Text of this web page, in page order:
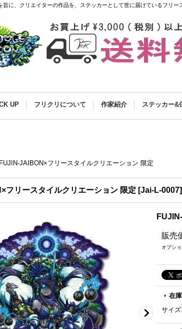
旨に、クリエイターの作品を、ステッカーとして世に届けているフリー
UP フリクリについて 作家紹介 ステッカー&
FUJIN-JAIBON×フリースタイルクリエーション 限定
フリースタイルクリエーション 限定 [Jai-L-0007]
販売
オプシ
在
サイズ: